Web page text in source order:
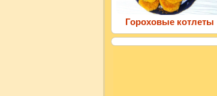
Гороховые котлеты